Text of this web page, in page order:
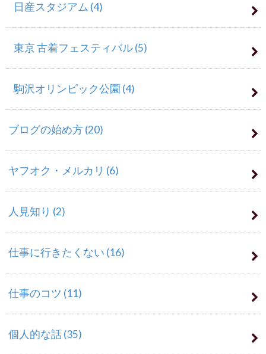
日産スタジアム (4)
東京 古着フェスティバル(5)
駒沢オリンピック公園 (4)
ブログの始め方(20)
ヤフオク・メルカリ (6)
人見知り (2)
仕事に行きたくない (16)
仕事のコツ (11)
個人的な話(35)